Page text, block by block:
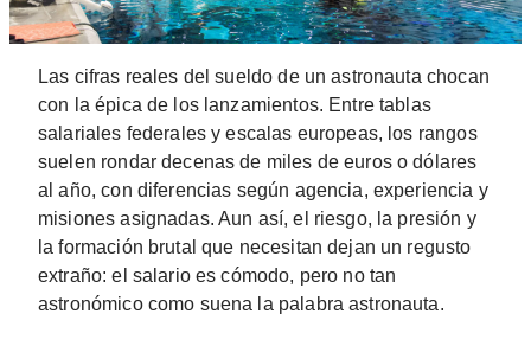
Las cifras reales del sueldo de un astronauta chocan
con la épica de los lanzamientos. Entre tablas
salariales federales y escalas europeas, los rangos
suelen rondar decenas de miles de euros o dólares
al año, con diferencias según agencia, experiencia y
misiones asignadas. Aun así, el riesgo, la presión y
la formación brutal que necesitan dejan un regusto
extraño: el salario es cómodo, pero no tan
astronómico como suena la palabra astronauta.